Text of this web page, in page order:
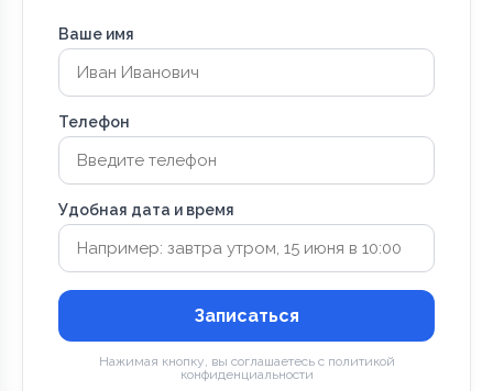
Ваше имя
Телефон
Удобная дата и время
Записаться
Нажимая кнопку, вы соглашаетесь с политикой
конфиденциальности